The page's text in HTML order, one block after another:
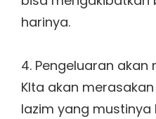
harinya.
4. Pengeluaran akan
KIta akan
lazim yang mustinya